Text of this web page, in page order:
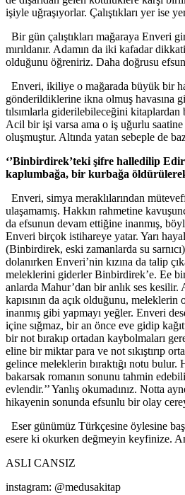
işiyle uğraşıyorlar. Çalıştıkları yer ise
Bir gün çalıştıkları mağaraya Enveri
mırıldanır. Adamın da iki kafadar
olduğunu öğreniriz. Daha doğrusu
Enveri, ikiliye o mağarada büyük bir
gönderildiklerine ikna olmuş havasına
tılsımlarla giderilebileceğini kitaplardan
Acil bir işi varsa ama o iş uğurlu saatine
oluşmuştur. Altında yatan sebeple de
‘’Binbirdirek’teki şifre halledilip
kaplumbağa, bir kurbağa öldürülerek
Enveri, simya meraklılarından
ulaşamamış. Hakkın rahmetine
da efsunun devam ettiğine inanmış,
Enveri birçok istihareye yatar. Yarı hayal
(Binbirdirek, eski zamanlarda su
dolanırken Enveri’nin kızına da talip
meleklerini giderler Binbirdirek’e. Ee
anlarda Mahur’dan bir anlık ses kesilir.
kapısının da açık olduğunu,
inanmış gibi yapmayı yeğler. Enveri
içine sığmaz, bir an önce eve gidip
bir not bırakıp ortadan kaybolmaları
eline bir miktar para ve not sıkıştırıp
gelince meleklerin bıraktığı notu
bakarsak romanın sonunu tahmin
evlendir.’’ Yanlış okumadınız. Notta
hikayenin sonunda efsunlu bir olay
Eser günümüz Türkçesine öylesine
esere ki okurken değmeyin keyfinize.
ASLI CANSIZ
instagram: @medusakitap